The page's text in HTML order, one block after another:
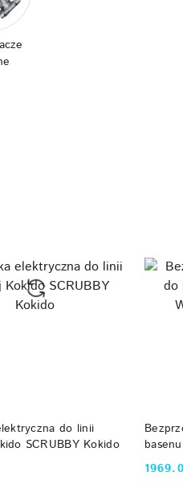
do linii
SCRUBBY Kokido
DO KOSZYKA
C1
Cena: